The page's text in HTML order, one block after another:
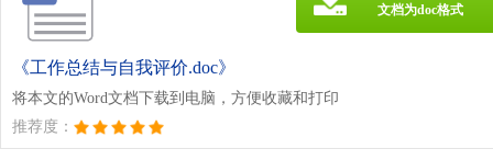
《工作总结与自我评价.doc》
将本文的Word文档下载到电脑，方便收藏和打印
推荐度：
文档为doc格式